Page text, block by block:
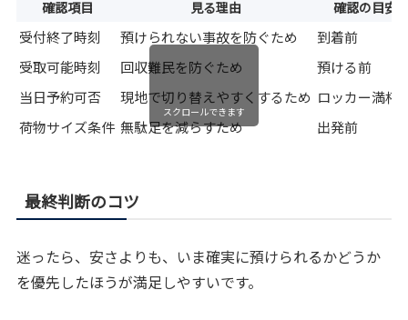
確認項目 見る理由 確認の目安
受付終了時刻 預けられない事故を防ぐため
到着前
受取可能時刻
回収難民を防ぐため
預ける前
当日予約可否
現地で切り替えやすくするため ロッカー満杯
荷物サイズ条件 無駄足を減らすため 出発前
スクロールできます
最終判断のコツ
迷ったら、安さよりも、いま確実に預けられるかどうか
を優先したほうが満足しやすいです。